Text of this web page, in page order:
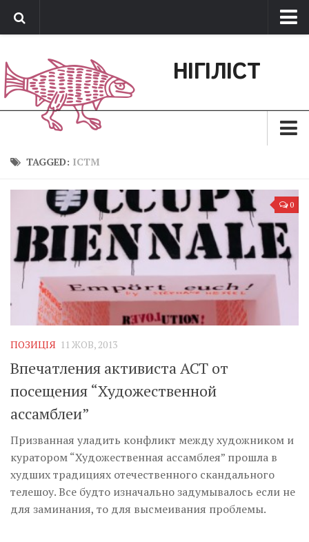
Обратная связь
Поддержать сайт
НІГІЛІСТ
Зараз
Позиція
Дії
Belles lettres
Агітатор
Музика революції
Цитати
Inter/antinational
TAGGED: ІСТМ
0
ПОЗИЦІЯ 11 ЖОВ, 2013
Впечатления активиста АСТ от
посещения “Художественной
ассамблеи”
Призванная уладить конфликт между художником и
куратором “Художественная ассамблея” прошла в
худших традициях отечественного скандального
телешоу. Все будто изначально задумывалось если не
для заминания, то для высмеивания проблемы.